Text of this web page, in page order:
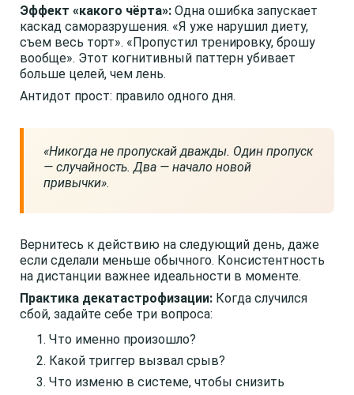
Эффект «какого чёрта»: Одна ошибка запускает
каскад саморазрушения. «Я уже нарушил диету,
съем весь торт». «Пропустил тренировку, брошу
вообще». Этот когнитивный паттерн убивает
больше целей, чем лень.
Антидот прост: правило одного дня.
«Никогда не пропускай дважды. Один пропуск
— случайность. Два — начало новой
привычки».
Вернитесь к действию на следующий день, даже
если сделали меньше обычного. Консистентность
на дистанции важнее идеальности в моменте.
Практика декатастрофизации: Когда случился
сбой, задайте себе три вопроса:
Что именно произошло?
Какой триггер вызвал срыв?
Что изменю в системе, чтобы снизить